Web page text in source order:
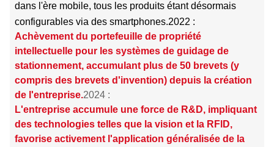
dans l'ère mobile, tous les produits étant désormais
configurables via des smartphones.2022 :
Achèvement du portefeuille de propriété
intellectuelle pour les systèmes de guidage de
stationnement, accumulant plus de 50 brevets (y
compris des brevets d'invention) depuis la création
de l'entreprise.2024 :
L'entreprise accumule une force de R&D, impliquant
des technologies telles que la vision et la RFlD,
favorise activement l'application généralisée de la